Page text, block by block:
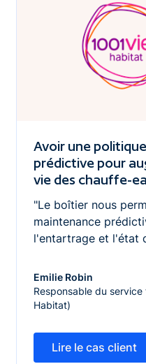
Avoir une
prédictive pour
vie des chauffe-
"Le boîtier nous
maintenance
l'entartrage et l'état
Emilie Robin
Responsable du
Habitat)
Lire le cas client
Lire le cas client